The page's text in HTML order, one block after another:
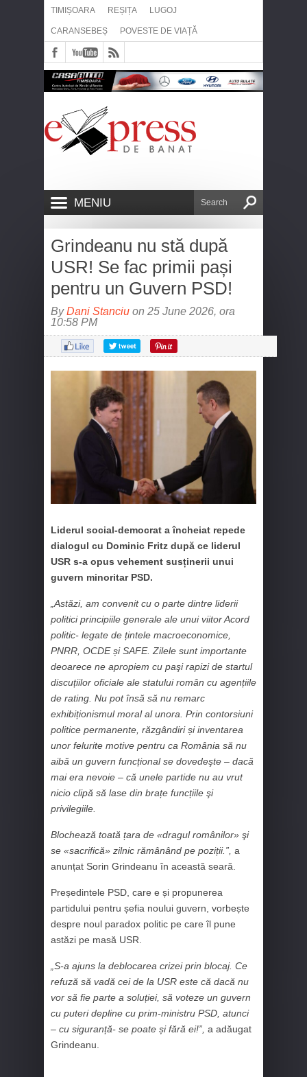
TIMIȘOARA REȘIȚA LUGOJ
CARANSEBEȘ POVESTE DE VIAȚĂ
MENIU
Grindeanu nu stă după
USR! Se fac primii pași
pentru un Guvern PSD!
ByDani Stanciu on 25 June 2026, ora
10:58 PM
Liderul social-democrat a încheiat repede
dialogul cu Dominic Fritz după ce liderul
USR s-a opus vehement susținerii unui
guvern minoritar PSD.
„Astăzi, am convenit cu o parte dintre liderii
politici principiile generale ale unui viitor Acord
politic- legate de țintele macroeconomice,
PNRR, OCDE și SAFE. Zilele sunt importante
deoarece ne apropiem cu paşi rapizi de startul
discuțiilor oficiale ale statului român cu agențiile
de rating. Nu pot însă să nu remarc
exhibiționismul moral al unora. Prin contorsiuni
politice permanente, răzgândiri și inventarea
unor felurite motive pentru ca România să nu
aibă un guvern funcțional se dovedeşte – dacă
mai era nevoie – că unele partide nu au vrut
nicio clipă să lase din brațe funcțiile şi
privilegiile.
Blochează toată țara de «dragul românilor» şi
se «sacrifică» zilnic rămânând pe poziții.”, a
anunțat Sorin Grindeanu în această seară.
Președintele PSD, care e și propunerea
partidului pentru șefia noului guvern, vorbește
despre noul paradox politic pe care îl pune
astăzi pe masă USR.
„S-a ajuns la deblocarea crizei prin blocaj. Ce
refuză să vadă cei de la USR este că dacă nu
vor să fie parte a soluției, să voteze un guvern
cu puteri depline cu prim-ministru PSD, atunci
– cu siguranță- se poate și fără ei!”, a adăugat
Grindeanu.